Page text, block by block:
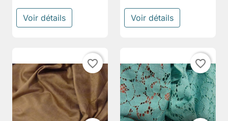
Voir détails Voir détails
favorite_border favorite_border